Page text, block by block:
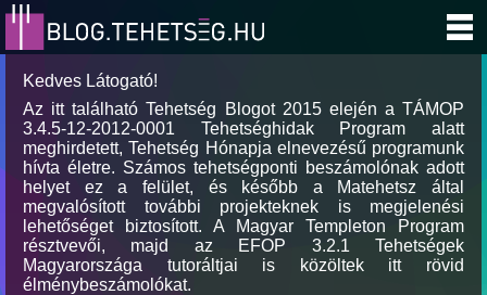
Kedves Látogató!
Az itt található Tehetség Blogot 2015 elején a TÁMOP
3.4.5-12-2012-0001 Tehetséghidak Program alatt
meghirdetett, Tehetség Hónapja elnevezésű programunk
hívta életre. Számos tehetségponti beszámolónak adott
helyet ez a felület, és később a Matehetsz által
megvalósított további projekteknek is megjelenési
lehetőséget biztosított. A Magyar Templeton Program
résztvevői, majd az EFOP 3.2.1 Tehetségek
Magyarországa tutoráltjai is közöltek itt rövid
élménybeszámolókat.